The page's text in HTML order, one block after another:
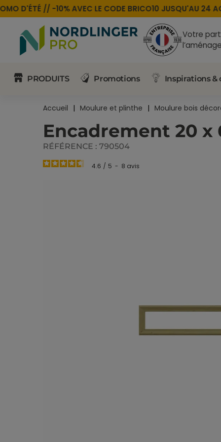
D'ÉTÉ //-10% AVEC LE CODEBRICO10JUSQU'AU 24
Votre
PRODUITS Promotions Inspirations &
Accueil Moulure et plinthe Moulure bois
Encadrement 20
RÉFÉRENCE : 790504
4.6 / 5 - 8 avis